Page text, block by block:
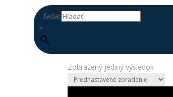
Hľadať
×
Zobrazený jediný výsledok